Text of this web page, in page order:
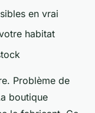
en vrai
habitat
Problème de
boutique